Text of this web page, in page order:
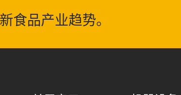
食品产业趋势。